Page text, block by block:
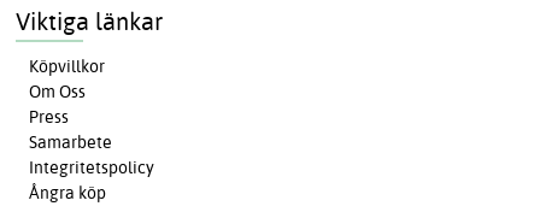
Viktiga länkar
Köpvillkor
Om Oss
Press
Samarbete
Integritetspolicy
Ångra köp